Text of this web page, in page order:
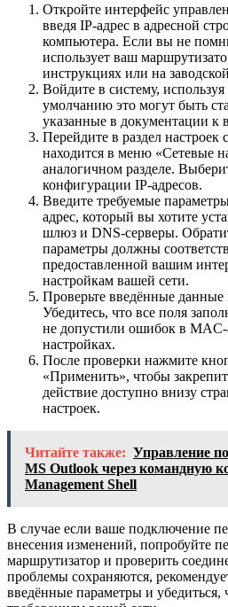
Откройте интерфейс
введя IP-адрес в адресной
компьютера. Если вы не
использует ваш
инструкциях или на
Войдите в систему,
умолчанию это могут быть
указанные в документации к
Перейдите в раздел
находится в меню «Сетевые
аналогичном разделе.
конфигурации IP-адресов.
Введите требуемые
адрес, который вы хотите
шлюз и DNS-серверы.
параметры должны
предоставленной вашим
настройкам вашей сети.
Проверьте введённые данные
Убедитесь, что все поля
не допустили ошибок в
настройках.
После проверки нажмите
«Применить», чтобы
действие доступно внизу
настроек.
Читайте также: Управление
MS Outlook через командную
Management Shell
В случае если ваше подключение
внесения изменений, попробуйте
маршрутизатор и проверить
проблемы сохраняются,
введённые параметры и убедиться,